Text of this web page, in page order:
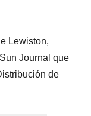
Lewiston,
Journal que
de